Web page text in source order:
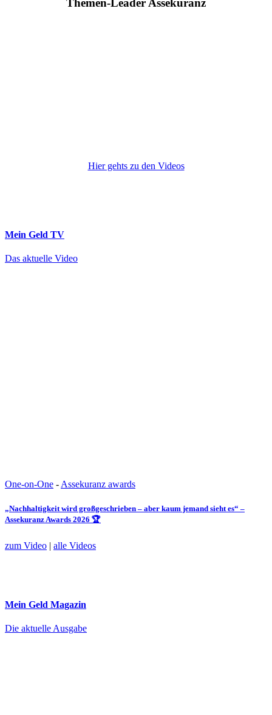
Themen-Leader Assekuranz
Hier gehts zu den Videos
Mein Geld TV
Das aktuelle Video
One-on-One -Assekuranz awards
„Nachhaltigkeit wird großgeschrieben – aber kaum jemand sieht es“ –
Assekuranz Awards 2026 🏆
zum Video | alle Videos
Mein Geld Magazin
Die aktuelle Ausgabe